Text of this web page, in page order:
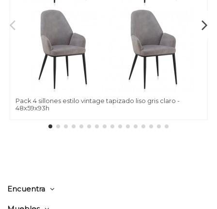
Pack 4 sillones estilo vintage tapizado liso gris claro -
48x59x93h
Encuentra